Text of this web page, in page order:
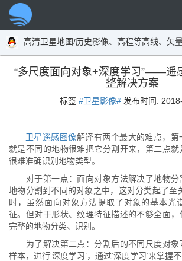
高清卫星地图/历史影像、高程等高线、矢
“多尺度面向对象+深度学习”——遥
整解决方案
标签 #卫星影像# 发布时间:
卫星遥感图像解译有两个最大的难点，第
就是不同的地物很难把它分割开来，第二点
很难准确识别地物类型。
对于第一点：面向对象方法解决了地物分
地物分割到不同的对象之中，这对分类起了至
时，虽然面向对象方法提取了对象的基本光
征。但对于形状、纹理特征描述的不够全面
完整的地物分类、识别。
为了解决第二点：分割后的不同尺度对象
样本，进行‘深度学习’，通过‘深度学习’来掌握